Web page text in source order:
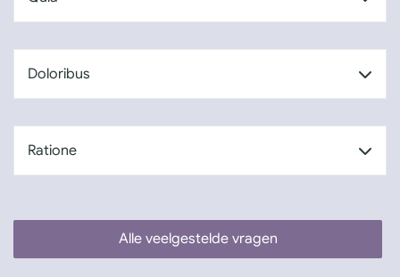
Doloribus
Ratione
Alle veelgestelde vragen